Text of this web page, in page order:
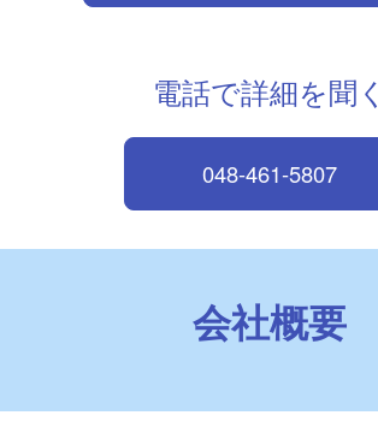
電話で詳細を聞く
048-461-5807
会社概要